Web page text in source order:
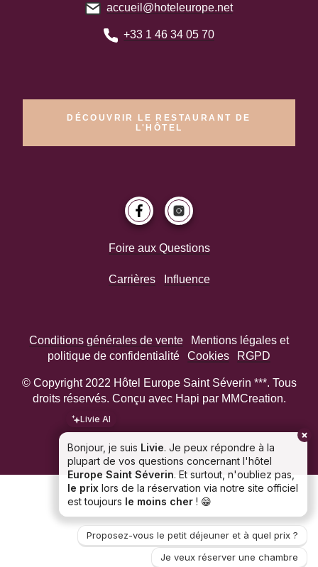
accueil@hoteleurope.net
+33 1 46 34 05 70
DÉCOUVRIR LE RESTAURANT DE
L'HÔTEL
Foire aux Questions
Carrières Influence
Conditions générales de vente
Mentions légales et
politique de confidentialité
Cookies RGPD
© Copyright 2022 Hôtel Europe Saint Séverin ***. Tous
droits réservés. Conçu avec Hapi par MMCreation.
Bonjour, je suis Livie. Je peux répondre à la
plupart de vos questions concernant l'hôtel
Europe Saint Séverin. Et surtout, n'oubliez pas,
le prix lors de la réservation via notre site officiel
est toujours le moins cher ! 😁
Livie AI
Proposez-vous le petit déjeuner et à quel prix ?
Je veux réserver une chambre